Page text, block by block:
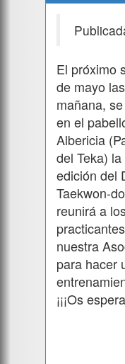
El próximo
de mayo
mañana,
en el
Albericia
del Teka)
edición del
Taekwon-
reunirá a
nuestra
para hacer
¡¡¡Os